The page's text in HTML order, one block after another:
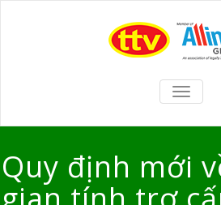
TOGGLE
Quy định mới